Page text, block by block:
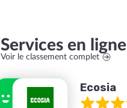
Services en ligne
Voir le classement complet
Ecosia